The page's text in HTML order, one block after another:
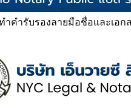
ำคำรับรองลายมือชื่อและเอก